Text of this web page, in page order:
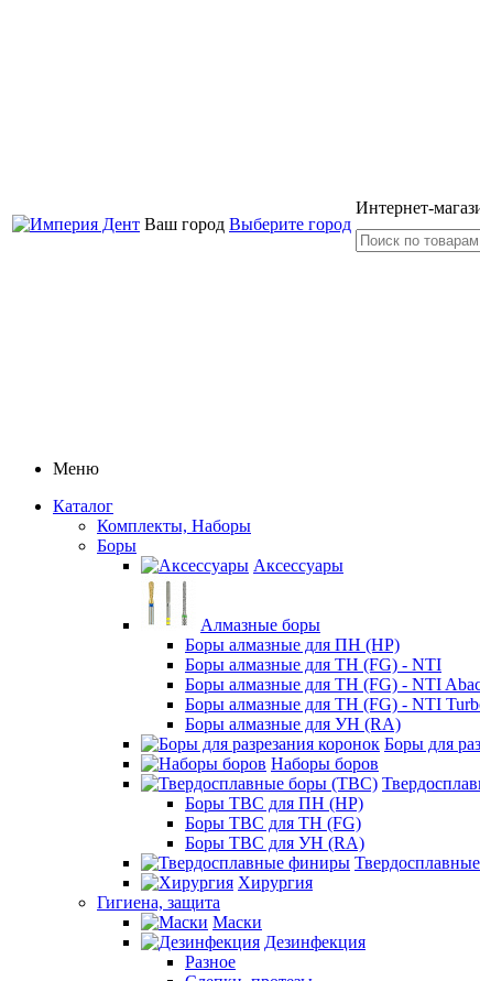
Ваш город Выберите город
Интернет-
Меню
Каталог
Комплекты, Наборы
Боры
Аксессуары
Алмазные боры
Боры алмазные для ПН (HP)
Боры алмазные для ТН (FG) - NTI
Боры алмазные для ТН (FG) - NTI
Боры алмазные для ТН (FG) - NTI
Боры алмазные для УН (RA)
Боры для
Наборы боров
Боры ТВС для ПН (HP)
Боры ТВС для ТН (FG)
Боры ТВС для УН (RA)
Хирургия
Гигиена, защита
Маски
Дезинфекция
Разное